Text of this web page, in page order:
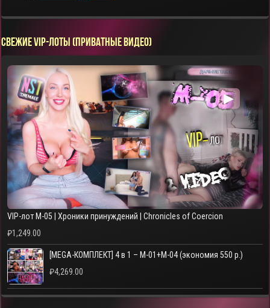
СВЕЖИЕ VIP-ЛОТЫ (ПРИВАТНЫЕ ВИДЕО)
▶
VIP-лот M-05 | Хроники принуждений | Chronicles of Coercion
₽1,249.00
[MEGA-КОМПЛЕКТ] 4 в 1 – M-01+M-04 (экономия 550 р.)
₽4,269.00